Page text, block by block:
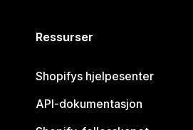
Ressurser
Shopifys hjelpesenter
API-dokumentasjon